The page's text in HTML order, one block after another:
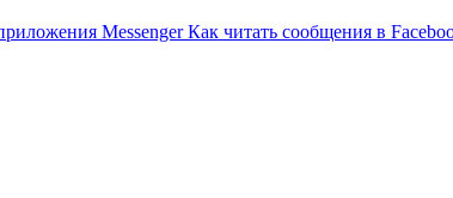
Как читать сообщения в